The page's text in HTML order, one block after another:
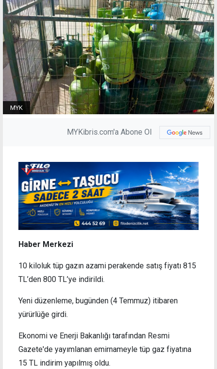
MYK
MYKibris.com'a Abone Ol
Haber Merkezi
10 kiloluk tüp gazın azami perakende satış fiyatı 815
TL’den 800 TL’ye indirildi.
Yeni düzenleme, bugünden (4 Temmuz) itibaren
yürürlüğe girdi.
Ekonomi ve Enerji Bakanlığı tarafından Resmi
Gazete'de yayımlanan emirnameyle tüp gaz fiyatına
15 TL indirim yapılmış oldu.